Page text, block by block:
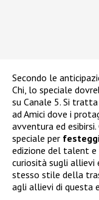
Secondo le
Chi, lo speciale
su Canale 5. Si
ad Amici dove i
avventura ed
speciale per
edizione del talent e
curiosità sugli allievi
stesso stile della
agli allievi di questa